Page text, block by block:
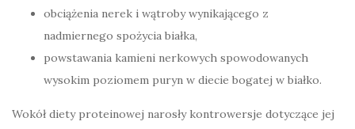
obciążenia nerek i wątroby wynikającego z
nadmiernego spożycia białka,
powstawania kamieni nerkowych spowodowanych
wysokim poziomem puryn w diecie bogatej w białko.
Wokół diety proteinowej narosły kontrowersje dotyczące jej